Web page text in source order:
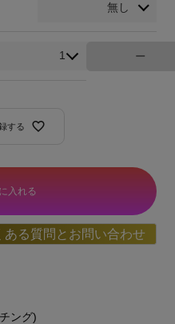
する
入れる
ある質問とお問い合わせ
ング)